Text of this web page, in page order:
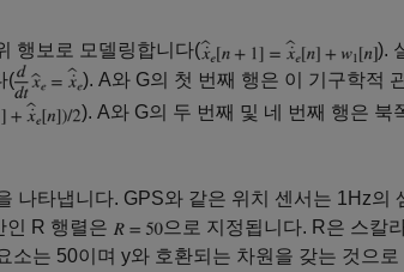
행보로 모델링합니다(
).
(
). A와 G의 첫 번째 행은 이 기구학적
). A와 G의 두 번째 및 네 번째 행은 북
나타냅니다. GPS와 같은 위치 센서는 1Hz의
인 R 행렬은
으로 지정됩니다. R은 스칼
소는 50이며 y와 호환되는 차원을 갖는 것으